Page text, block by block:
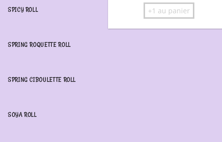
SPICY ROLL
SPRING ROQUETTE ROLL
SPRING CIBOULETTE ROLL
SOYA ROLL
+1 au panier